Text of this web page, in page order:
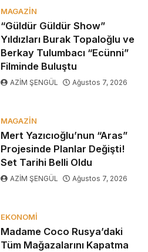
MAGAZIN
“Güldür Güldür Show”
Yıldızları Burak Topaloğlu ve
Berkay Tulumbacı “Ecünni”
Filminde Buluştu
AZİM ŞENGÜL Ağustos 7, 2026
MAGAZIN
Mert Yazıcıoğlu’nun “Aras”
Projesinde Planlar Değişti!
Set Tarihi Belli Oldu
AZİM ŞENGÜL Ağustos 7, 2026
EKONOMI
Madame Coco Rusya’daki
Tüm Mağazalarını Kapatma